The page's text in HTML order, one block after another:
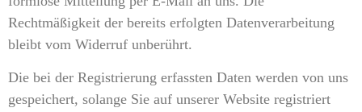
Rechtmäßigkeit der bereits erfolgten Datenverarbeitung
bleibt vom Widerruf unberührt.
Die bei der Registrierung erfassten Daten werden von uns
gespeichert, solange Sie auf unserer Website registriert